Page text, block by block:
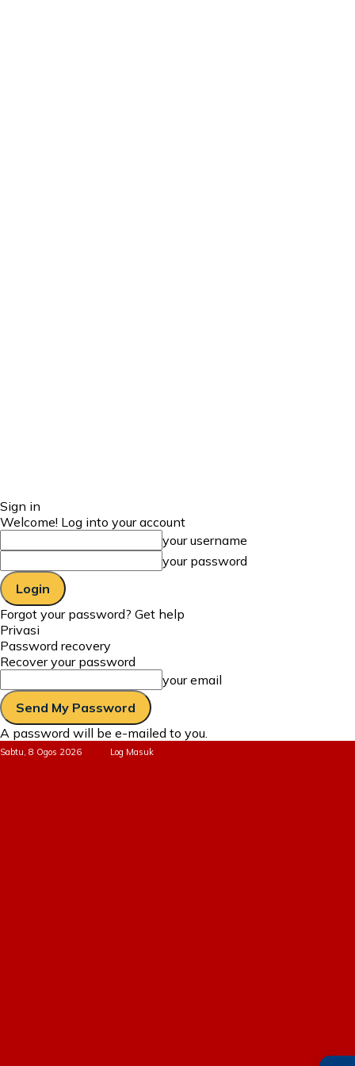
Sign in
Welcome! Log into your account
your username
your password
Forgot your password? Get help
Privasi
Password recovery
Recover your password
your email
A password will be e-mailed to you.
Sabtu, 8 Ogos 2026 Log Masuk